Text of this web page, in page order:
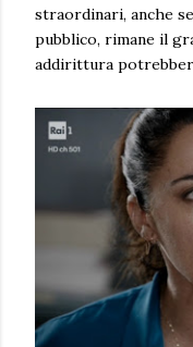
straordinari, anche
pubblico, rimane il
addirittura